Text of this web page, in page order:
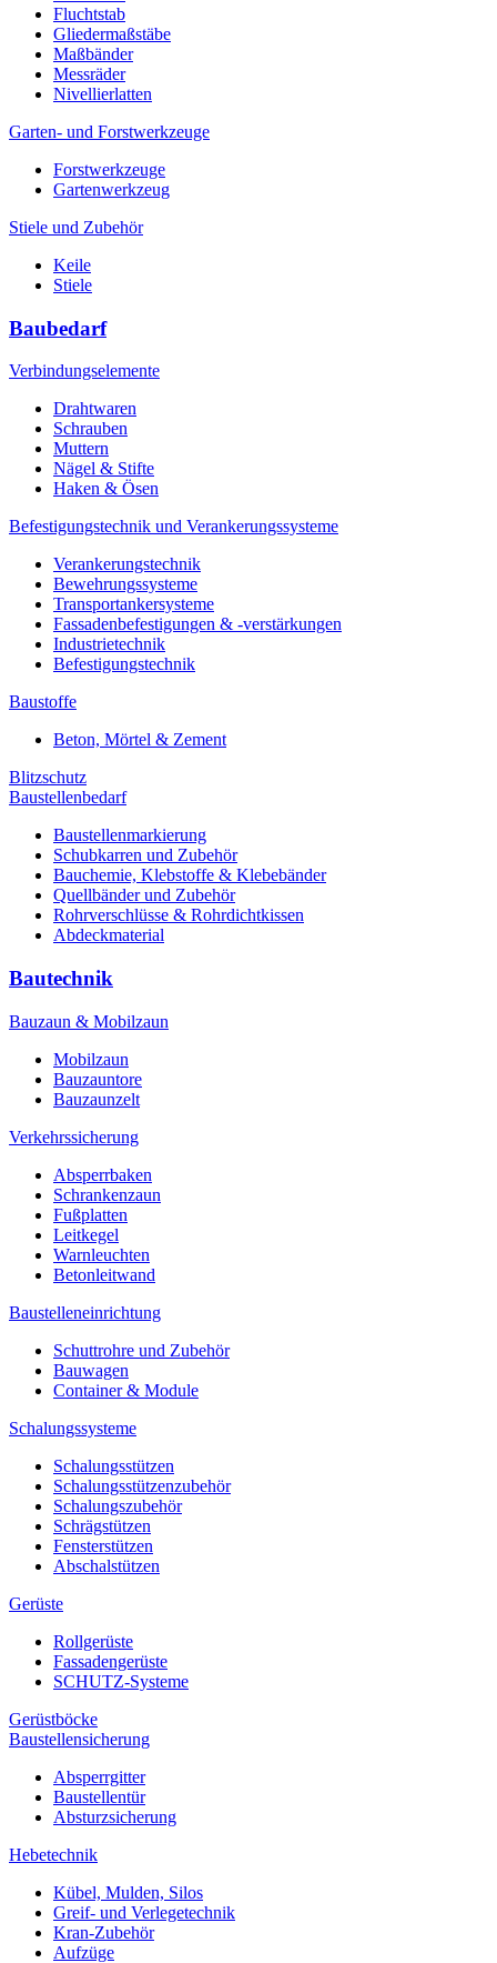
Fluchtstab
Gliedermaßstäbe
Maßbänder
Messräder
Nivellierlatten
Garten- und Forstwerkzeuge
Forstwerkzeuge
Gartenwerkzeug
Stiele und Zubehör
Keile
Stiele
Baubedarf
Verbindungselemente
Drahtwaren
Schrauben
Muttern
Nägel & Stifte
Haken & Ösen
Befestigungstechnik und Verankerungssysteme
Verankerungstechnik
Bewehrungssysteme
Transportankersysteme
Fassadenbefestigungen & -verstärkungen
Industrietechnik
Befestigungstechnik
Baustoffe
Beton, Mörtel & Zement
Blitzschutz
Baustellenbedarf
Baustellenmarkierung
Schubkarren und Zubehör
Bauchemie, Klebstoffe & Klebebänder
Quellbänder und Zubehör
Rohrverschlüsse & Rohrdichtkissen
Abdeckmaterial
Bautechnik
Bauzaun & Mobilzaun
Mobilzaun
Bauzauntore
Bauzaunzelt
Verkehrssicherung
Absperrbaken
Schrankenzaun
Fußplatten
Leitkegel
Warnleuchten
Betonleitwand
Baustelleneinrichtung
Schuttrohre und Zubehör
Bauwagen
Container & Module
Schalungssysteme
Schalungsstützen
Schalungsstützenzubehör
Schalungszubehör
Schrägstützen
Fensterstützen
Abschalstützen
Gerüste
Rollgerüste
Fassadengerüste
SCHUTZ-Systeme
Gerüstböcke
Baustellensicherung
Absperrgitter
Baustellentür
Absturzsicherung
Hebetechnik
Kübel, Mulden, Silos
Greif- und Verlegetechnik
Kran-Zubehör
Aufzüge